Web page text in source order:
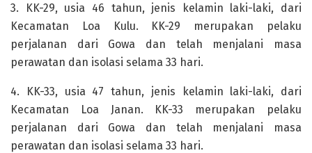
3. KK-29, usia 46 tahun, jenis kelamin laki-laki, dari
Kecamatan Loa Kulu. KK-29 merupakan pelaku
perjalanan dari Gowa dan telah menjalani masa
perawatan dan isolasi selama 33 hari.
4. KK-33, usia 47 tahun, jenis kelamin laki-laki, dari
Kecamatan Loa Janan. KK-33 merupakan pelaku
perjalanan dari Gowa dan telah menjalani masa
perawatan dan isolasi selama 33 hari.